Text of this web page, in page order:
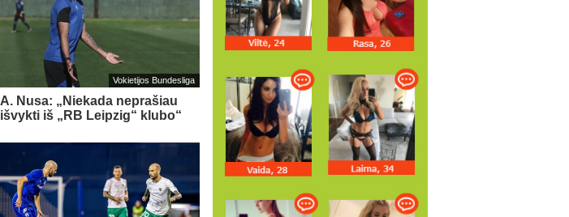
Vokietijos Bundesliga
A. Nusa: „Niekada neprašiau
išvykti iš „RB Leipzig“ klubo“